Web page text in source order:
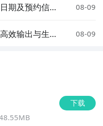
期及预约信息
08-09
效输出与生存
08-09
下载